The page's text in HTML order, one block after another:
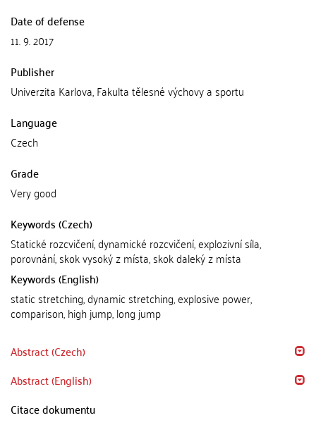
Date of defense
11. 9. 2017
Publisher
Univerzita Karlova, Fakulta tělesné výchovy a sportu
Language
Czech
Grade
Very good
Keywords (Czech)
Statické rozcvičení, dynamické rozcvičení, explozivní síla,
porovnání, skok vysoký z místa, skok daleký z místa
Keywords (English)
static stretching, dynamic stretching, explosive power,
comparison, high jump, long jump
Abstract (Czech)
Abstract (English)
Citace dokumentu